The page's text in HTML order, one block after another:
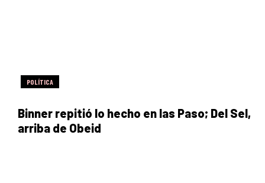
POLÍTICA
Binner repitió lo hecho en las Paso; Del Sel,
arriba de Obeid